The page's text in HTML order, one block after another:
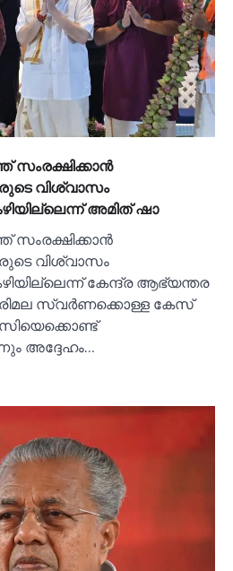
സംരക്ഷിക്കാൻ
വിശ്വാസം
അമിത് ഷാ
സംരക്ഷിക്കാൻ
വിശ്വാസം
കേന്ദ്ര ആഭ്യന്തര
സ്വർണക്കൊള്ള കേസ്
അദ്ദേഹം…